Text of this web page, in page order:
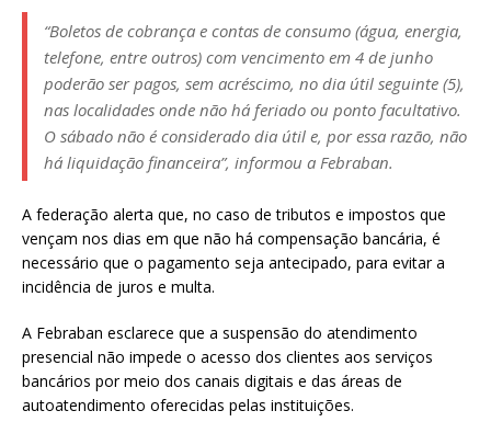
“Boletos de cobrança e contas de consumo (água, energia,
telefone, entre outros) com vencimento em 4 de junho
poderão ser pagos, sem acréscimo, no dia útil seguinte (5),
nas localidades onde não há feriado ou ponto facultativo.
O sábado não é considerado dia útil e, por essa razão, não
há liquidação financeira”, informou a Febraban.
A federação alerta que, no caso de tributos e impostos que
vençam nos dias em que não há compensação bancária, é
necessário que o pagamento seja antecipado, para evitar a
incidência de juros e multa.
A Febraban esclarece que a suspensão do atendimento
presencial não impede o acesso dos clientes aos serviços
bancários por meio dos canais digitais e das áreas de
autoatendimento oferecidas pelas instituições.